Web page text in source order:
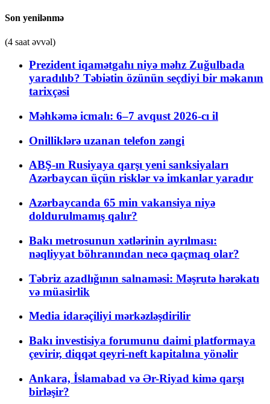
Son yenilənmə
(4 saat əvvəl)
Prezident iqamətgahı niyə məhz Zuğulbada
yaradılıb? Təbiətin özünün seçdiyi bir məkanın
tarixçəsi
Məhkəmə icmalı: 6–7 avqust 2026-cı il
Onilliklərə uzanan telefon zəngi
ABŞ-ın Rusiyaya qarşı yeni sanksiyaları
Azərbaycan üçün risklər və imkanlar yaradır
Azərbaycanda 65 min vakansiya niyə
doldurulmamış qalır?
Bakı metrosunun xətlərinin ayrılması:
nəqliyyat böhranından necə qaçmaq olar?
Təbriz azadlığının salnaməsi: Məşrutə hərəkatı
və müasirlik
Media idarəçiliyi mərkəzləşdirilir
Bakı investisiya forumunu daimi platformaya
çevirir, diqqət qeyri-neft kapitalına yönəlir
Ankara, İslamabad və Ər-Riyad kimə qarşı
birləşir?